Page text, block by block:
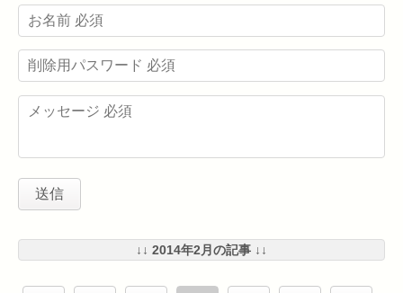
↓↓ 2014年2月の記事 ↓↓